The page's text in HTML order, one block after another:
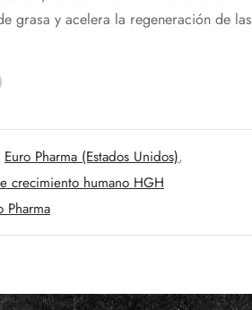
grasa y acelera la regeneración de las
Euro Pharma (Estados Unidos),
crecimiento humano HGH
Pharma